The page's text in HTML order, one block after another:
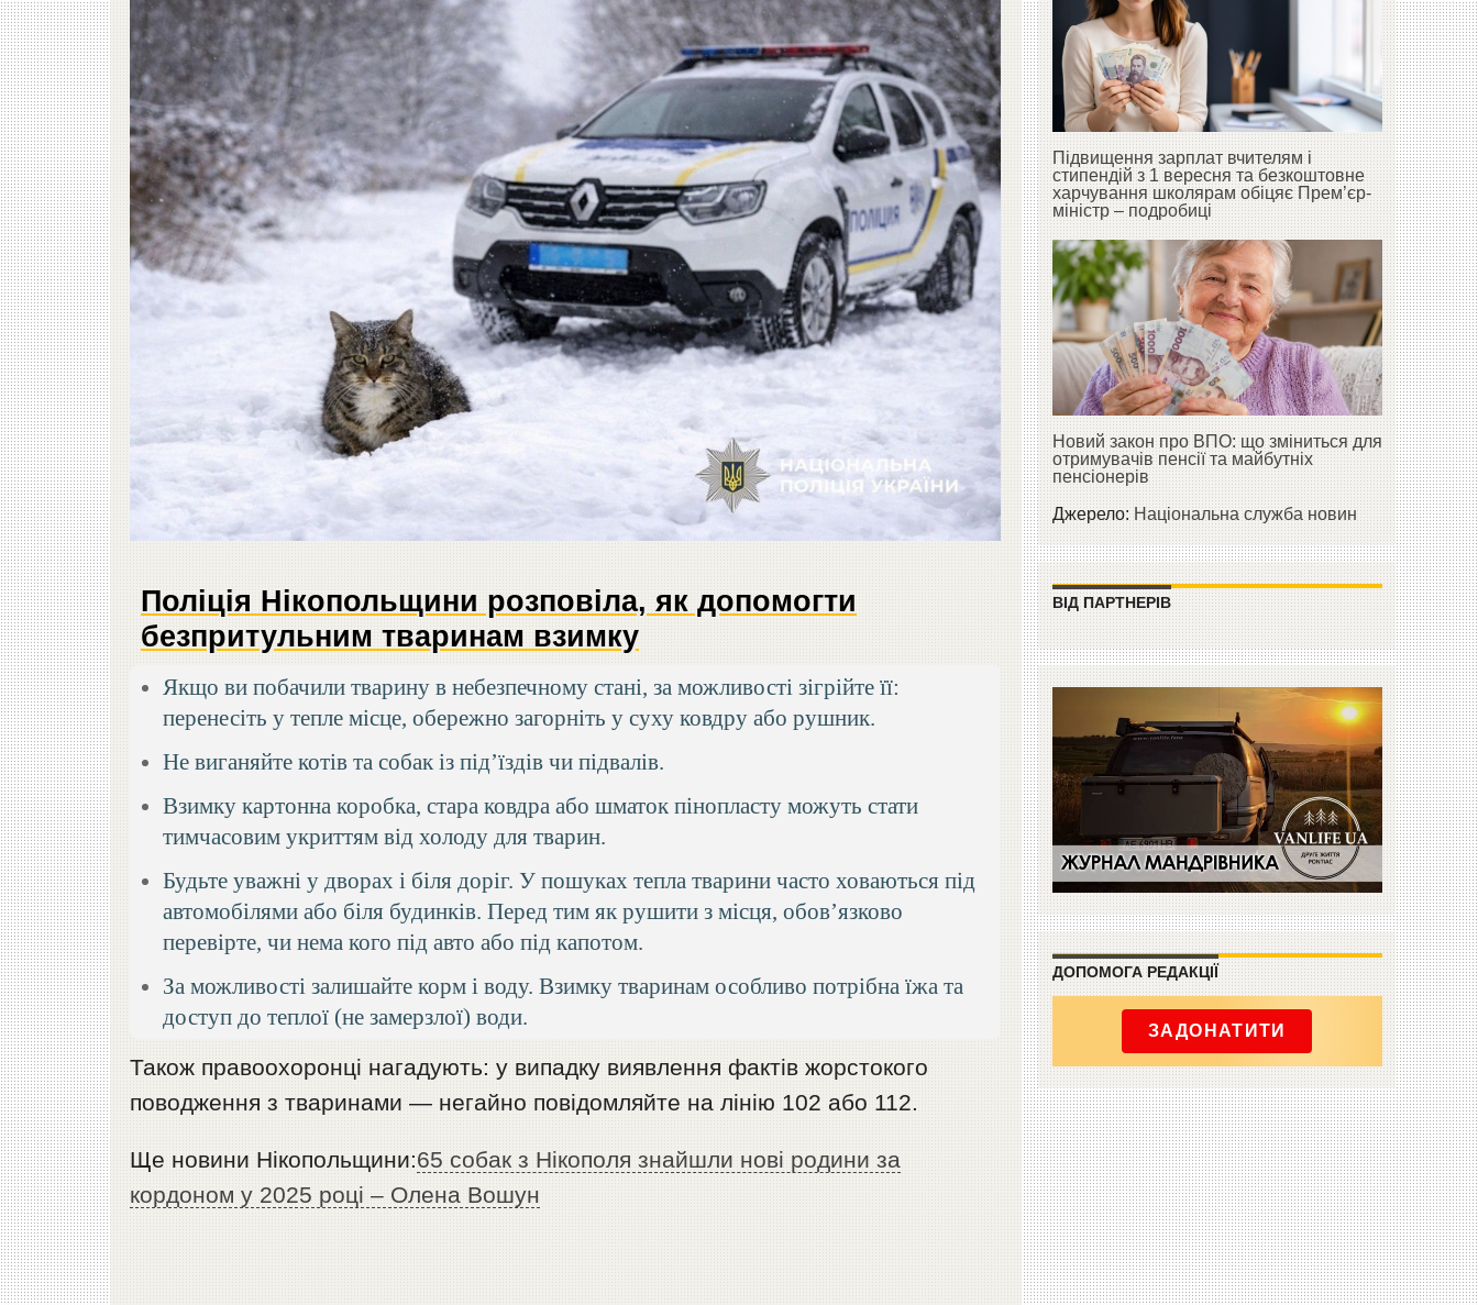
Поліція Нікопольщини розповіла, як допомогти
безпритульним тваринам взимку
Якщо ви побачили тварину в небезпечному стані, за можливості зігрійте її:
перенесіть у тепле місце, обережно загорніть у суху ковдру або рушник.
Не виганяйте котів та собак із під’їздів чи підвалів.
Взимку картонна коробка, стара ковдра або шматок пінопласту можуть стати
тимчасовим укриттям від холоду для тварин.
Будьте уважні у дворах і біля доріг. У пошуках тепла тварини часто ховаються під
автомобілями або біля будинків. Перед тим як рушити з місця, обов’язково
перевірте, чи нема кого під авто або під капотом.
За можливості залишайте корм і воду. Взимку тваринам особливо потрібна їжа та
доступ до теплої (не замерзлої) води.
Також правоохоронці нагадують: у випадку виявлення фактів жорстокого
поводження з тваринами — негайно повідомляйте на лінію 102 або 112.
Ще новини Нікопольщини:65 cобак з Нікополя знайшли нові родини за
кордоном у 2025 році – Олена Вошун
Підвищення зарплат вчителям і
стипендій з 1 вересня та безкоштовне
харчування школярам обіцяє Прем’єр-
міністр – подробиці
Новий закон про ВПО: що зміниться для
отримувачів пенсії та майбутніх
пенсіонерів
Джерело:Національна служба новин
ВІД ПАРТНЕРІВ
ДОПОМОГА РЕДАКЦІЇ
ЗАДОНАТИТИ